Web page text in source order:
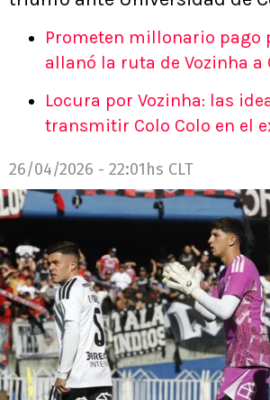
Prometen millonario pago
allanó la ruta de Vozinha a
Locura por Vozinha: las
transmitir Colo Colo en el
26/04/2026 - 22:01hs CLT